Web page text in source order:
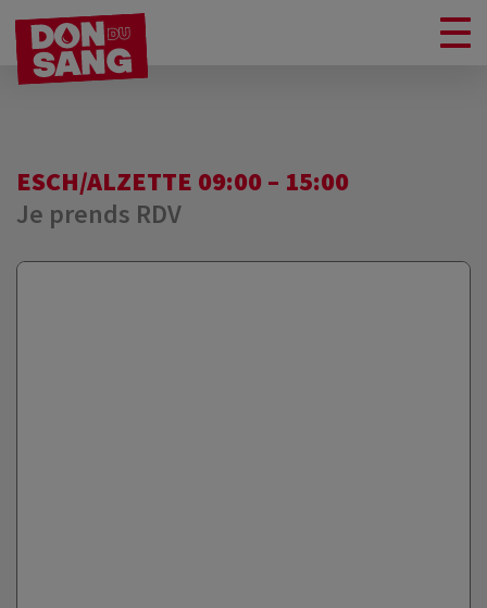
ESCH/ALZETTE 09:00 – 15:00
Je prends RDV